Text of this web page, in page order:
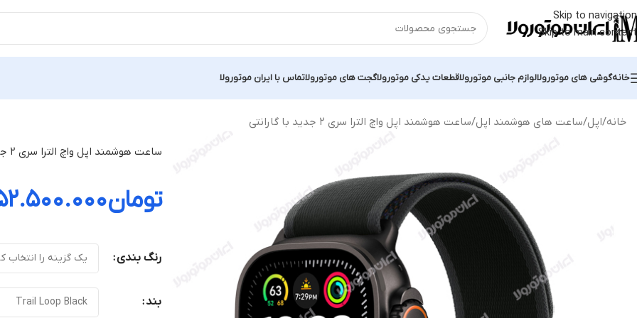
Skip to navigation
Skip to main content
خانهگوشی های موتورولالوازم جانبی موتورولاقطعات یدکی موتورولاگجت های موتورولاتماس با ایران موتورولا
خانه اپل ساعت های هوشمند اپل ساعت هوشمند اپل واچ الترا سری ۲ جدید با گارانتی
ساعت هوشمند اپل واچ الترا سری ۲ جدید با گارانتی
تومان
رنگ بندی
بند